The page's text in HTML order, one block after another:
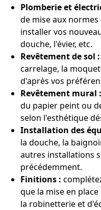
Plomberie et
de mise aux
installer vos
douche, l'évier, etc.
Revêtement de sol :
carrelage, la
d'après vos
Revêtement mural :
du papier peint ou
selon l'esthétique
Installation des
la douche, la
autres installations
précédemment.
Finitions :
que la mise en
la robinetterie et